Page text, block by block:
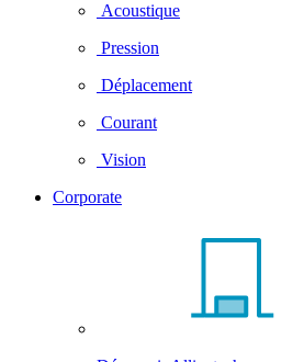
Acoustique
Pression
Déplacement
Courant
Vision
Corporate